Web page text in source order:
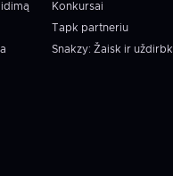
Konkursai
Tapk partneriu
Snakzy: Žaisk ir uždirbk